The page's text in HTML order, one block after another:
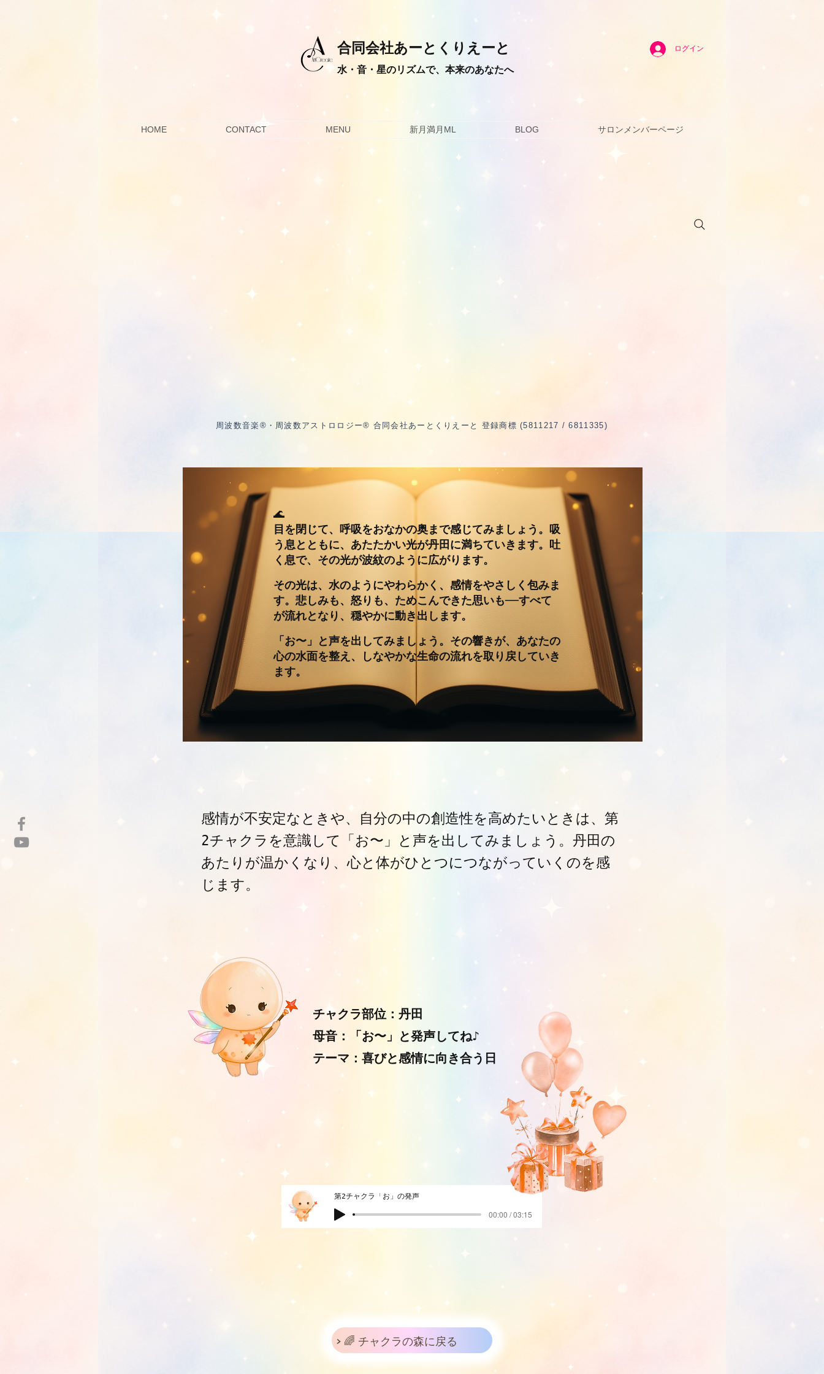
合同会社あーとくりえーと
水・音・星のリズムで、本来のあなたへ
ログイン
HOME CONTACT MENU 新月満月ML BLOG サロンメンバーページ
周波数音楽®・周波数アストロロジー® 合同会社あーとくりえーと 登録商標 (5811217 / 6811335)
🌊
目を閉じて、呼吸をおなかの奥まで感じてみましょう。吸
う息とともに、あたたかい光が丹田に満ちていきます。吐
く息で、その光が波紋のように広がります。
その光は、水のようにやわらかく、感情をやさしく包みま
す。悲しみも、怒りも、ためこんできた思いも──すべて
が流れとなり、穏やかに動き出します。
「お〜」と声を出してみましょう。その響きが、あなたの
心の水面を整え、しなやかな生命の流れを取り戻していき
ます。
感情が不安定なときや、自分の中の創造性を高めたいときは、第
2チャクラを意識して「お〜」と声を出してみましょう。丹田の
あたりが温かくなり、心と体がひとつにつながっていくのを感
じます。
チャクラ部位：丹田
母音：「お〜」と発声してね♪
テーマ：喜びと感情に向き合う日
第2チャクラ「お」の発声
00:00 / 03:15
> 🌈 チャクラの森に戻る